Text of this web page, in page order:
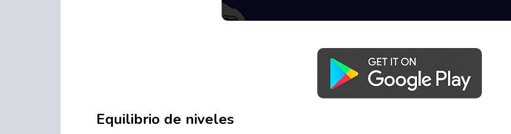
Equilibrio de niveles